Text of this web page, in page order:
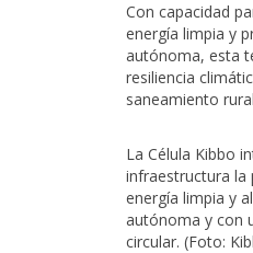
Con capacidad
energía limpia y
autónoma, esta
resiliencia
saneamiento
La Célula Kibbo
infraestructura la
energía limpia y
autónoma y con
circular. (Foto: